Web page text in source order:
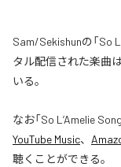
Sam/Sekishunの「So
タル配信された楽曲は
いる。
なお「So L’Amelie Song
YouTube Music、
聴くことができる。